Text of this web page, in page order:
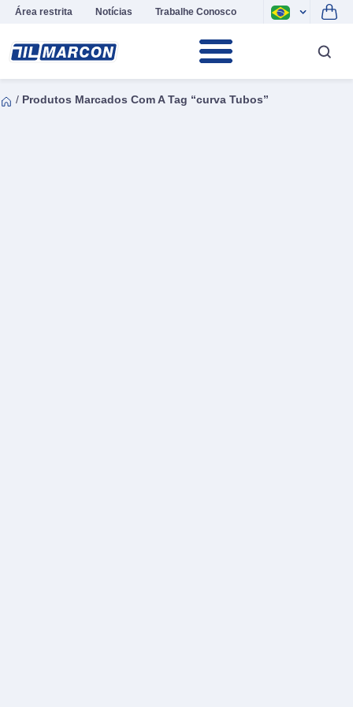
Área restrita Notícias Trabalhe Conosco
/ Produtos Marcados Com A Tag “curva Tubos”